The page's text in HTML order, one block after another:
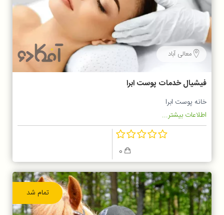
معالی آباد
فیشیال خدمات پوست ابرا
خانه پوست ابرا
اطلاعات بیشتر...
تمام شد